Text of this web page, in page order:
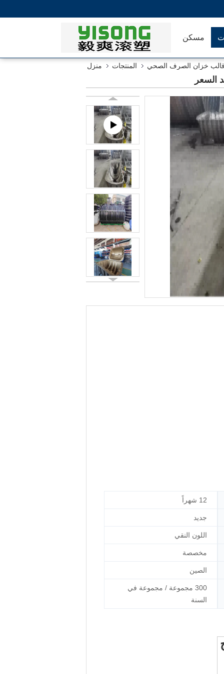
مسكن
منزل المنتجات قالب خزان الصرف الصحي
السعر
12 شهراً
جديد
اللون النقي
مخصصة
الصين
300 مجموعة / مجموعة في
السنة